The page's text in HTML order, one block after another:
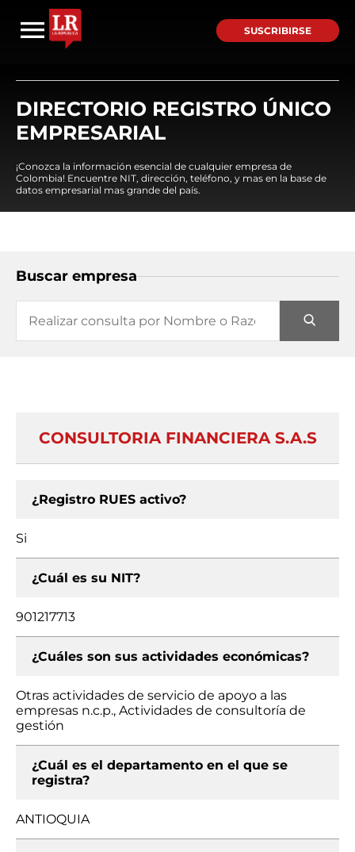
SUSCRIBIRSE
DIRECTORIO REGISTRO ÚNICO
EMPRESARIAL
¡Conozca la información esencial de cualquier empresa de
Colombia! Encuentre NIT, dirección, teléfono, y mas en la base de
datos empresarial mas grande del país.
Buscar empresa
CONSULTORIA FINANCIERA S.A.S
¿Registro RUES activo?
Si
¿Cuál es su NIT?
901217713
¿Cuáles son sus actividades económicas?
Otras actividades de servicio de apoyo a las
empresas n.c.p., Actividades de consultoría de
gestión
¿Cuál es el departamento en el que se
registra?
ANTIOQUIA